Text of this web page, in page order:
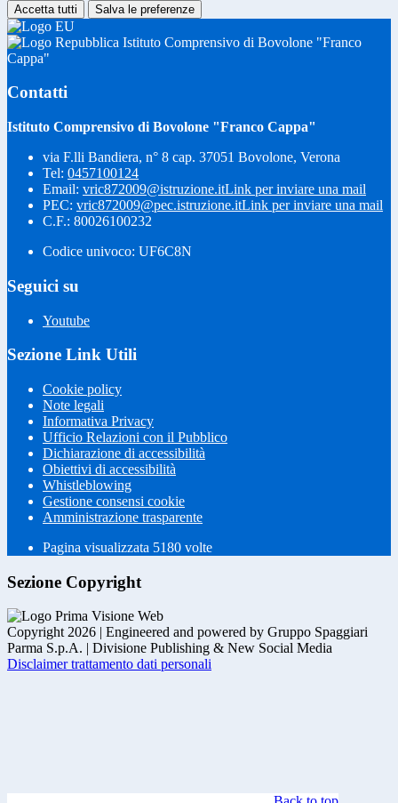
Accetta tutti Salva le preferenze
Istituto Comprensivo di Bovolone "Franco
Cappa"
Contatti
Istituto Comprensivo di Bovolone "Franco Cappa"
via F.lli Bandiera, n° 8 cap. 37051 Bovolone, Verona
Tel: 0457100124
Email: vric872009@istruzione.itLink per inviare una mail
PEC: vric872009@pec.istruzione.itLink per inviare una mail
C.F.: 80026100232
Codice univoco: UF6C8N
Seguici su
Youtube
Sezione Link Utili
Cookie policy
Note legali
Informativa Privacy
Ufficio Relazioni con il Pubblico
Dichiarazione di accessibilità
Obiettivi di accessibilità
Whistleblowing
Gestione consensi cookie
Amministrazione trasparente
Pagina visualizzata 5180 volte
Sezione Copyright
Copyright 2026 | Engineered and powered by Gruppo Spaggiari
Parma S.p.A. | Divisione Publishing & New Social Media
Disclaimer trattamento dati personali